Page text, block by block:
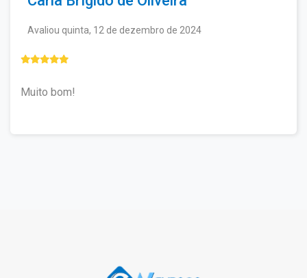
solicitar o certificado de todos ou de nenhum.
Não haverá bloqueio ou restrição de
certificado.
certificado impresso, o aluno deverá entrar
contato@ewcursos.com.br, para verificar o
custo de envio.
Avaliou quinta, 12 de dezembro de 2024
Muito bom!